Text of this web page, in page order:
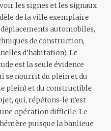
les signes et les signaux
de la ville exemplaire
automobiles,
de construction,
d’habitation). Le
est la seule évidence
se nourrit du plein et du
plein) et du constructible
qui, répétons-le n’est
opération difficile. Le
puisque la banlieue